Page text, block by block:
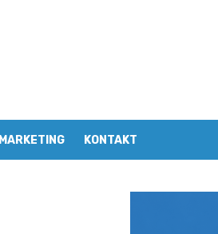
MARKETING KONTAKT